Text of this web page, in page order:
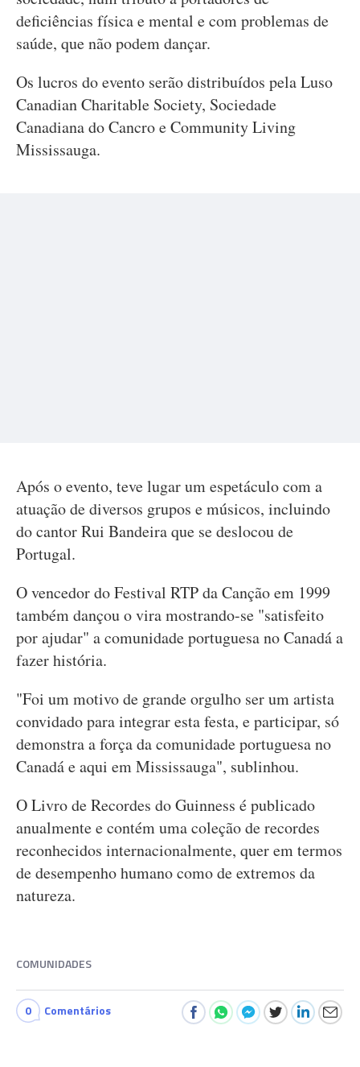
deficiências física e mental e com problemas de
saúde, que não podem dançar.
Os lucros do evento serão distribuídos pela Luso
Canadian Charitable Society, Sociedade
Canadiana do Cancro e Community Living
Mississauga.
Após o evento, teve lugar um espetáculo com a
atuação de diversos grupos e músicos, incluindo
do cantor Rui Bandeira que se deslocou de
Portugal.
O vencedor do Festival RTP da Canção em 1999
também dançou o vira mostrando-se "satisfeito
por ajudar" a comunidade portuguesa no Canadá a
fazer história.
"Foi um motivo de grande orgulho ser um artista
convidado para integrar esta festa, e participar, só
demonstra a força da comunidade portuguesa no
Canadá e aqui em Mississauga", sublinhou.
O Livro de Recordes do Guinness é publicado
anualmente e contém uma coleção de recordes
reconhecidos internacionalmente, quer em termos
de desempenho humano como de extremos da
natureza.
COMUNIDADES
0 Comentários